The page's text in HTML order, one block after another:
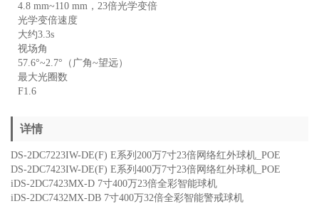
4.8 mm~110 mm，23倍光学变倍
光学变倍速度
大约3.3s
视场角
57.6°~2.7°（广角~望远）
最大光圈数
F1.6
详情
DS-2DC7223IW-DE(F) E系列200万7寸23倍网络红外球机_POE
DS-2DC7423IW-DE(F) E系列400万7寸23倍网络红外球机_POE
iDS-2DC7423MX-D 7寸400万23倍全彩智能球机
iDS-2DC7432MX-DB 7寸400万32倍全彩智能警戒球机